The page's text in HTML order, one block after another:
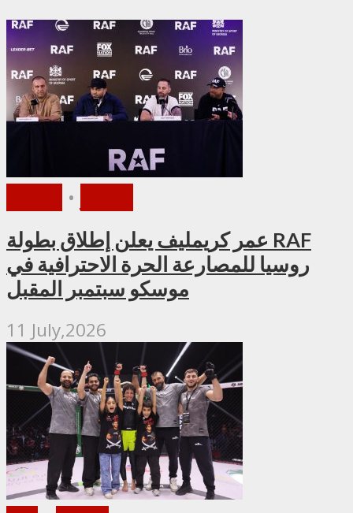
•
عمر كريمليف يعلن إطلاق بطولة RAF
روسيا للمصارعة الحرة الاحترافية في
موسكو سبتمبر المقبل
11 July,2026